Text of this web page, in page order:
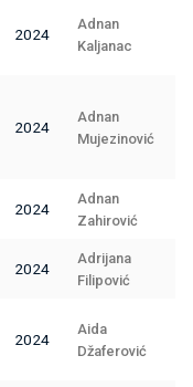
2024
Adnan
Kaljanac
2024
Adnan
Mujezinović
2024
Adnan
Zahirović
2024
Adrijana
Filipović
2024
Aida
Džaferović